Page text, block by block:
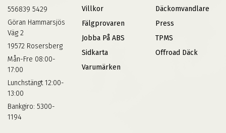
556839 5429
Göran Hammarsjös
Väg 2
19572 Rosersberg
Mån-Fre 08:00-
17:00
Lunchstängt 12:00-
13:00
Bankgiro: 5300-
1194
Villkor
Fälgprovaren
Jobba På ABS
Sidkarta
Varumärken
Däckomvandlare
Press
TPMS
Offroad Däck